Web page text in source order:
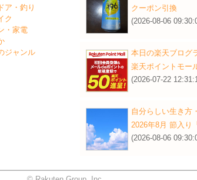
ア・釣り
ク
・家電
ジャンル
クーポン引換
(2026-08-06
本日の楽天ブログ
楽天ポイントモー
(2026-07-22
自分らしい生き方
2026年8月 節入り
(2026-08-06